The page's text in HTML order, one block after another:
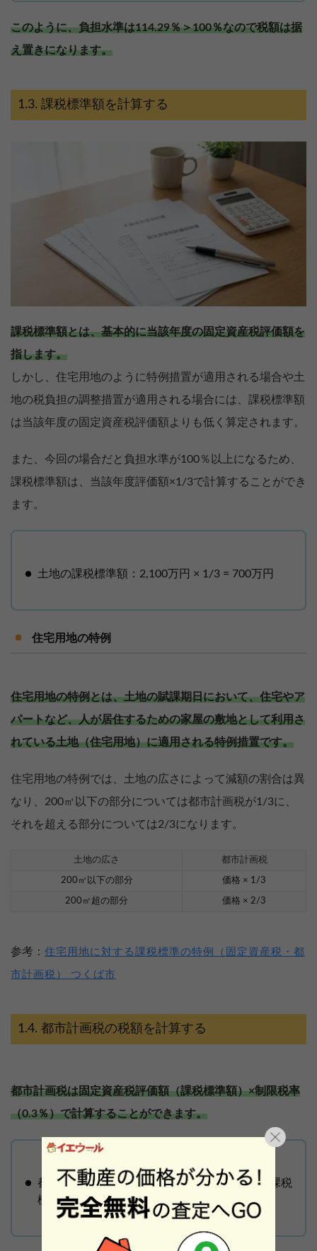
このように、負担水準は114.29％＞100％なので税額は据
え置きになります。
課税標準額を計算する
課税標準額とは、基本的に当該年度の固定資産税評価額を
指します。
しかし、住宅用地のように特例措置が適用される場合や土
地の税負担の調整措置が適用される場合には、課税標準額
は当該年度の固定資産税評価額よりも低く算定されます。
また、今回の場合だと負担水準が100％以上になるため、
課税標準額は、当該年度評価額×1/3で計算することができ
ます。
土地の課税標準額：2,100万円 × 1/3 = 700万円
住宅用地の特例
住宅用地の特例とは、土地の賦課期日において、住宅やア
パートなど、人が居住するための家屋の敷地として利用さ
れている土地（住宅用地）に適用される特例措置です。
住宅用地の特例では、土地の広さによって減額の割合は異
なり、200㎡以下の部分については都市計画税が1/3に、
それを超える部分については2/3になります。
土地の広さ 都市計画税
200㎡以下の部分 価格 × 1/3
200㎡超の部分 価格 × 2/3
参考： 住宅用地に対する課税標準の特例（固定資産税・都
市計画税） つくば市
都市計画税の税額を計算する
都市計画税は固定資産税評価額（課税標準額）×制限税率
（0.3％）で計算することができます。
都市計画税の納める額 ＝ 固定資産税評価額（課税
標準額）× 制限税率（0.3％）